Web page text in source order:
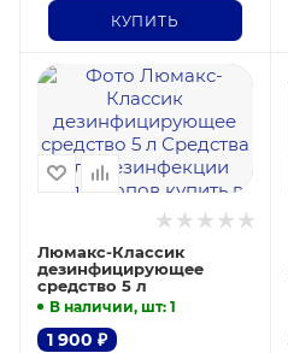
КУПИТЬ
Люмакс-Классик
дезинфицирующее
средство 5 л
В наличии, шт: 1
1 900 ₽